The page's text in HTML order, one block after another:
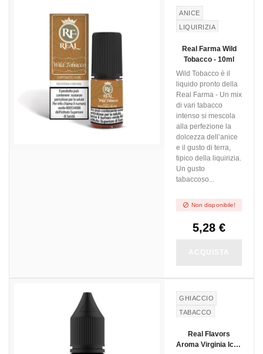
ANICE
LIQUIRIZIA
Real Farma Wild
Tobacco - 10ml
Wild Tobacco è il
liquido pronto della
Real Farma - Un mix
di vari tabacco
intenso si mescola
alla perfezione la
dolcezza dell’anice
e il gusto di terra,
tipico della liquirizia.
Un gusto
tabaccoso...
 Non disponibile!
5,28 €
GHIACCIO
TABACCO
CIOCCOLATO
Real Flavors
Aroma Virginia Ice -